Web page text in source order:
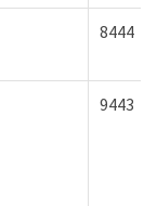
8444
9443